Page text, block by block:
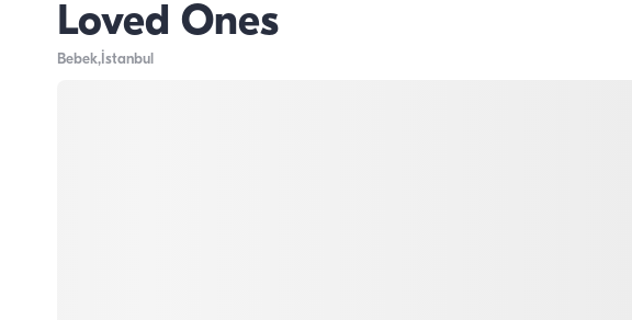
Loved Ones
Bebek,İstanbul